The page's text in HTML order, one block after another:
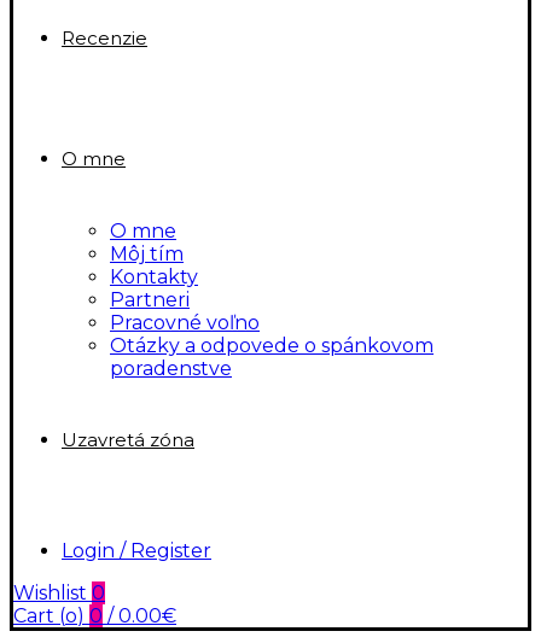
Recenzie
O mne
O mne
Môj tím
Kontakty
Partneri
Pracovné voľno
Otázky a odpovede o spánkovom
poradenstve
Uzavretá zóna
Login / Register
Wishlist 0
Cart (o) 0 / 0.00€